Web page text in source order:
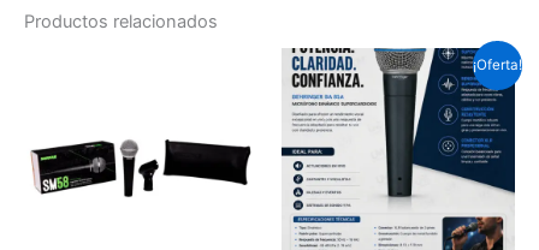
Productos relacionados
¡Oferta!
El
precio
original
era:
Soles
S/.176.0.
El
es:
Soles
S/